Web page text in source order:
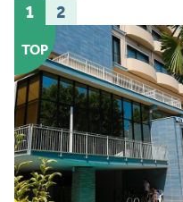
TOP
1 2